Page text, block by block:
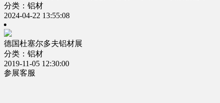
分类：铝材
2024-04-22 13:55:08
德国杜塞尔多夫铝材展
分类：铝材
2019-11-05 12:30:00
参展客服